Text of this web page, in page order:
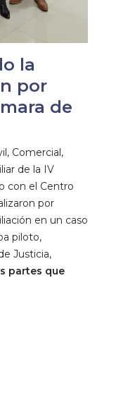
la
por
de
Comercial,
de la IV
con el Centro
por
en un caso
piloto,
Justicia,
partes que